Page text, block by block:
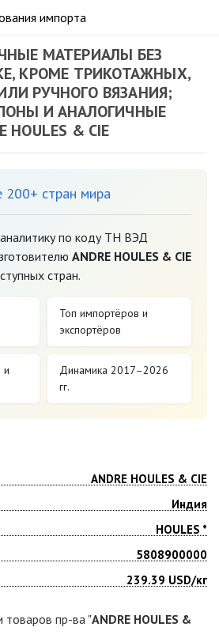
импорта
МАТЕРИАЛЫ БЕЗ
КРОМЕ ТРИКОТАЖНЫХ,
РУЧНОГО ВЯЗАНИЯ;
И АНАЛОГИЧНЫЕ
& CIE
200+ стран мира
по коду ТН ВЭД
ANDRE HOULES & CIE
стран.
Топ импортёров и
экспортёров
и
Динамика 2017–2026
гг.
ANDRE HOULES & CIE
Индия
HOULES *
5808900000
239.39 USD/кг
товаров пр-ва "ANDRE HOULES &